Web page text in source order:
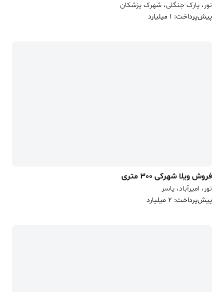
نور، پارک جنگلی، شهرک پزشکان
پیش‌پرداخت: 1 میلیارد
فروش ویلا شهرکی 300 متری
نور، امیرآباد، یاسر
پیش‌پرداخت: 2 میلیارد